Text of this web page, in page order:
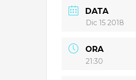
DATA
Dic 15 2018
ORA
21:30